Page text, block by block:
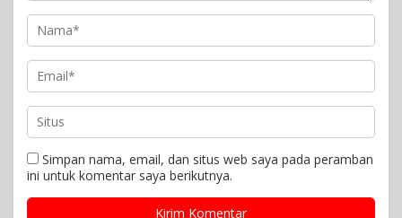
Simpan nama, email, dan situs web saya pada peramban
ini untuk komentar saya berikutnya.